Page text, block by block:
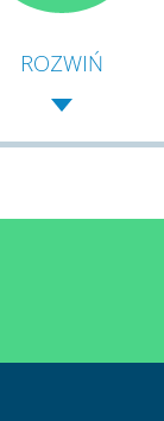
ROZWIŃ